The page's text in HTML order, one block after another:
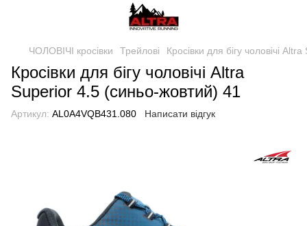
ЧОЛОВІЧІ кросівки Трейлові Кросівки для бігу чоловічі
Кросівки для бігу чоловічі Altra
Superior 4.5 (синьо-жовтий) 41
Артикул: AL0A4VQB431.080 Написати відгук